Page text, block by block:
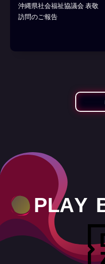
沖縄県社会福祉協議会 表敬
訪問のご報告
PLAY